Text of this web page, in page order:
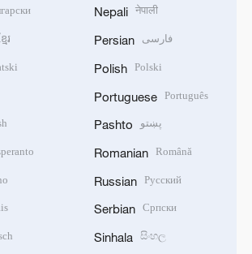
ែរ
Nepali नेपाली
Persian فارسی
Polish Polski
Portuguese Português
Pashto پښتو
Romanian Română
Russian Русский
Serbian Српски
Sinhala සිංහල